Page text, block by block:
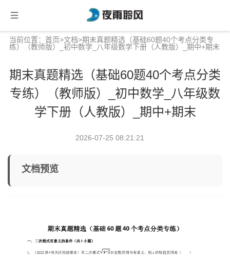
当前位置： 首页>文档>期末真题精选（基础60题40个考点分类专
练）（教师版）_初中数学_八年级数学下册（人教版）_期中+期末
期末真题精选（基础60题40个考点分类
专练）（教师版）_初中数学_八年级数
学下册（人教版）_期中+期末
2026-07-25 08:21:21
文档预览